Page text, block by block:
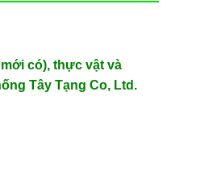
có), thực vật và
Tây Tạng Co, Ltd.